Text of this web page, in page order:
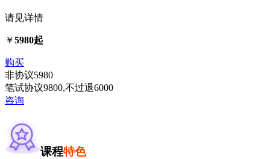
请见详情
￥5980起
购买
非协议5980
笔试协议9800,不过退6000
咨询
课程特色